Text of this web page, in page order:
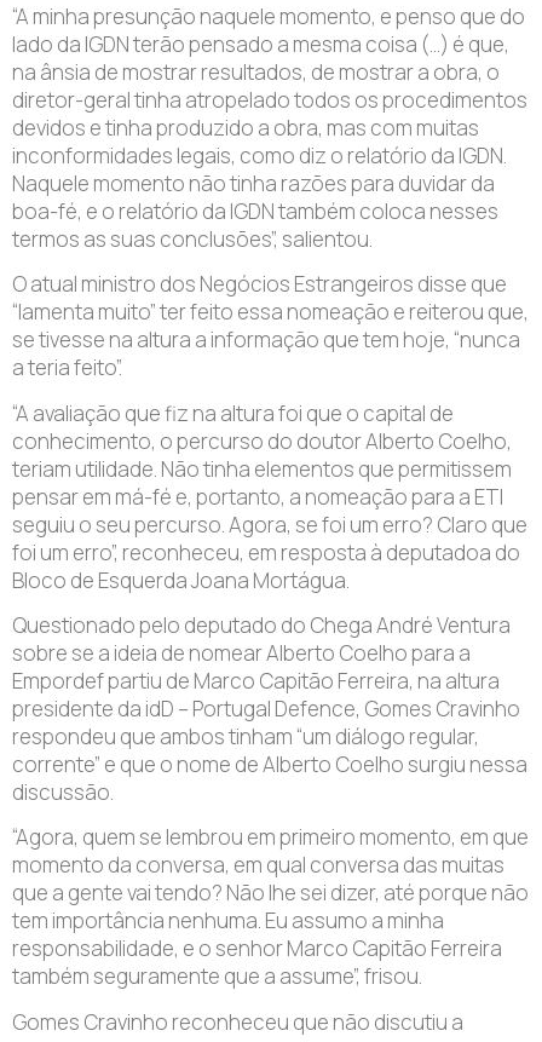
“A minha presunção naquele momento, e penso que do
lado da IGDN terão pensado a mesma coisa (…) é que,
na ânsia de mostrar resultados, de mostrar a obra, o
diretor-geral tinha atropelado todos os procedimentos
devidos e tinha produzido a obra, mas com muitas
inconformidades legais, como diz o relatório da IGDN.
Naquele momento não tinha razões para duvidar da
boa-fé, e o relatório da IGDN também coloca nesses
termos as suas conclusões”, salientou.
O atual ministro dos Negócios Estrangeiros disse que
“lamenta muito” ter feito essa nomeação e reiterou que,
se tivesse na altura a informação que tem hoje, “nunca
a teria feito”.
“A avaliação que fiz na altura foi que o capital de
conhecimento, o percurso do doutor Alberto Coelho,
teriam utilidade. Não tinha elementos que permitissem
pensar em má-fé e, portanto, a nomeação para a ETI
seguiu o seu percurso. Agora, se foi um erro? Claro que
foi um erro”, reconheceu, em resposta à deputadoa do
Bloco de Esquerda Joana Mortágua.
Questionado pelo deputado do Chega André Ventura
sobre se a ideia de nomear Alberto Coelho para a
Empordef partiu de Marco Capitão Ferreira, na altura
presidente da idD – Portugal Defence, Gomes Cravinho
respondeu que ambos tinham “um diálogo regular,
corrente” e que o nome de Alberto Coelho surgiu nessa
discussão.
“Agora, quem se lembrou em primeiro momento, em que
momento da conversa, em qual conversa das muitas
que a gente vai tendo? Não lhe sei dizer, até porque não
tem importância nenhuma. Eu assumo a minha
responsabilidade, e o senhor Marco Capitão Ferreira
também seguramente que a assume”, frisou.
Gomes Cravinho reconheceu que não discutiu a